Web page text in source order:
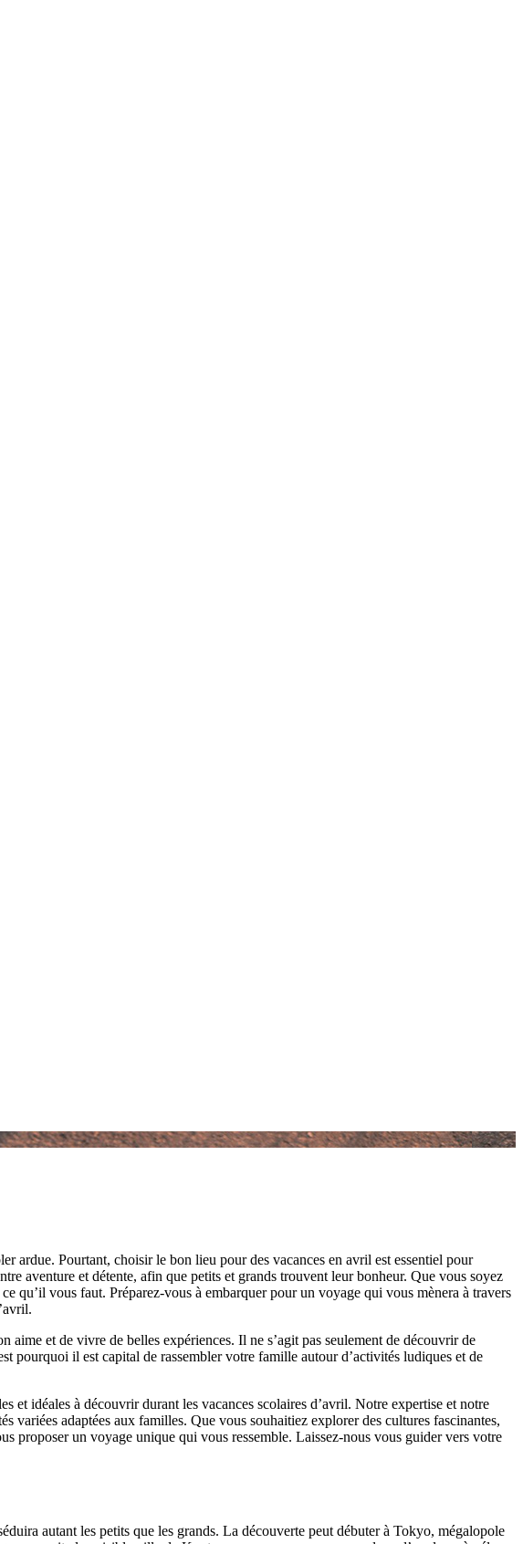
ardue. Pourtant, choisir le bon lieu pour des vacances en avril est essentiel pour
aventure et détente, afin que petits et grands trouvent leur bonheur. Que vous soyez
qu’il vous faut. Préparez-vous à embarquer pour un voyage qui vous mènera à travers
et de vivre de belles expériences. Il ne s’agit pas seulement de découvrir de
pourquoi il est capital de rassembler votre famille autour d’activités ludiques et de
et idéales à découvrir durant les vacances scolaires d’avril. Notre expertise et notre
variées adaptées aux familles. Que vous souhaitiez explorer des cultures fascinantes,
proposer un voyage unique qui vous ressemble. Laissez-nous vous guider vers votre
autant les petits que les grands. La découverte peut débuter à Tokyo, mégalopole